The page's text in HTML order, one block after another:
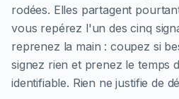
rodées. Elles partagent
vous repérez l'un des cinq
reprenez la main : coupez si
signez rien et prenez le temps
identifiable. Rien ne justifie de